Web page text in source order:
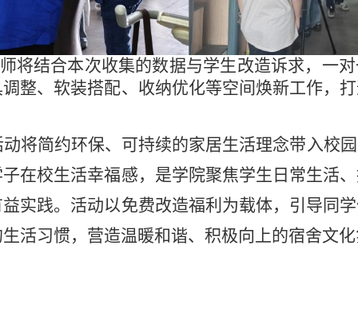
将结合本次收集的数据与学生改造诉求，一
整、软装搭配、收纳优化等空间焕新工作，
将简约环保、可持续的家居生活理念带入校
在校生活幸福感，是学院聚焦学生日常生活
实践。活动以免费改造福利为载体，引导同
活习惯，营造温暖和谐、积极向上的宿舍文化